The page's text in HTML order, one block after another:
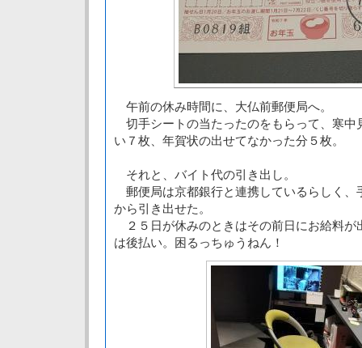
午前の休み時間に、大仏前郵便局へ。
切手シートの当たったのをもらって、寒中
い７枚、年賀状の出せてなかった分５枚。
それと、バイト代の引き出し。
郵便局は京都銀行と連携しているらしく、
から引き出せた。
２５日が休みのときはその前日にお給料が
は後払い。困るっちゅうねん！